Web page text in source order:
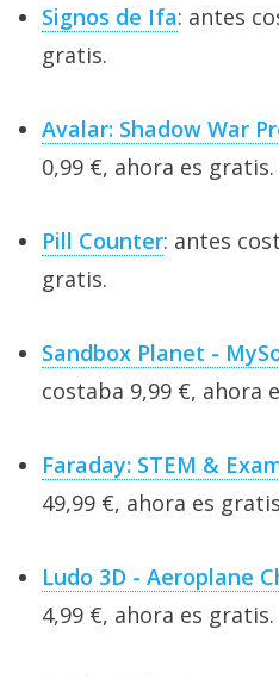
Signos de Ifa: antes
gratis.
Avalar: Shadow War
0,99 €, ahora es gratis.
Pill Counter: antes
gratis.
Sandbox Planet -
costaba 9,99 €, ahora
Faraday: STEM &
49,99 €, ahora es
Ludo 3D - Aeroplane
4,99 €, ahora es gratis.